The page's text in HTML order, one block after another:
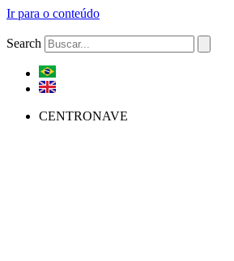
Ir para o conteúdo
Search
CENTRONAVE